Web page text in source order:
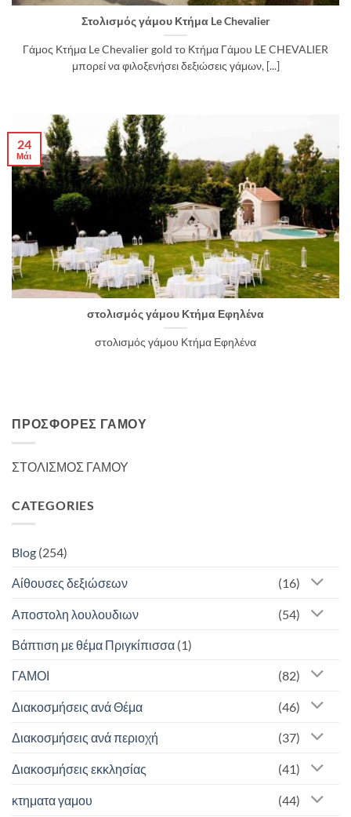
Στολισμός γάμου Κτήμα Le Chevalier
Γάμος Κτήμα Le Chevalier gold το Κτήμα Γάμου LE CHEVALIER
μπορεί να φιλοξενήσει δεξιώσεις γάμων, [...]
στολισμός γάμου Κτήμα Εφηλένα
στολισμός γάμου Κτήμα Εφηλένα
24
Μάι
ΠΡΟΣΦΟΡΈΣ ΓΆΜΟΥ
ΣΤΟΛΙΣΜΟΣ ΓΑΜΟΥ
CATEGORIES
Blog (254)
Αίθουσες δεξιώσεων (16)
Αποστολη λουλουδιων (54)
Βάπτιση με θέμα Πριγκίπισσα (1)
ΓΑΜΟΙ (82)
Διακοσμήσεις ανά Θέμα (46)
Διακοσμήσεις ανά περιοχή (37)
Διακοσμήσεις εκκλησίας (41)
κτηματα γαμου (44)